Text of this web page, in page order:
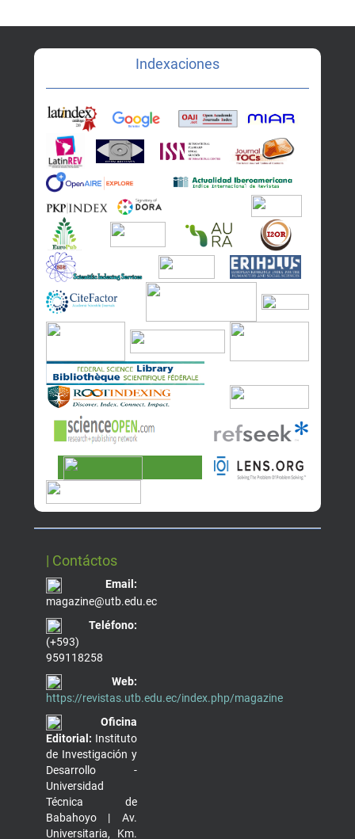
Indexaciones
| Contáctos
Email:
magazine@utb.edu.ec
Teléfono:
(+593)
959118258
Web:
https://revistas.utb.edu.ec/index.php/magazine
Oficina
Editorial: Instituto
de Investigación y
Desarrollo -
Universidad
Técnica de
Babahoyo | Av.
Universitaria, Km.